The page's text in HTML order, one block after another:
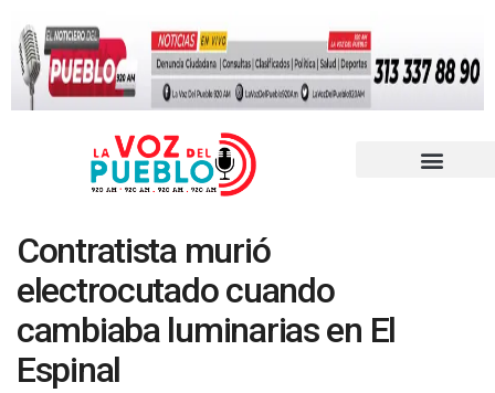
Contratista murió
electrocutado cuando
cambiaba luminarias en El
Espinal